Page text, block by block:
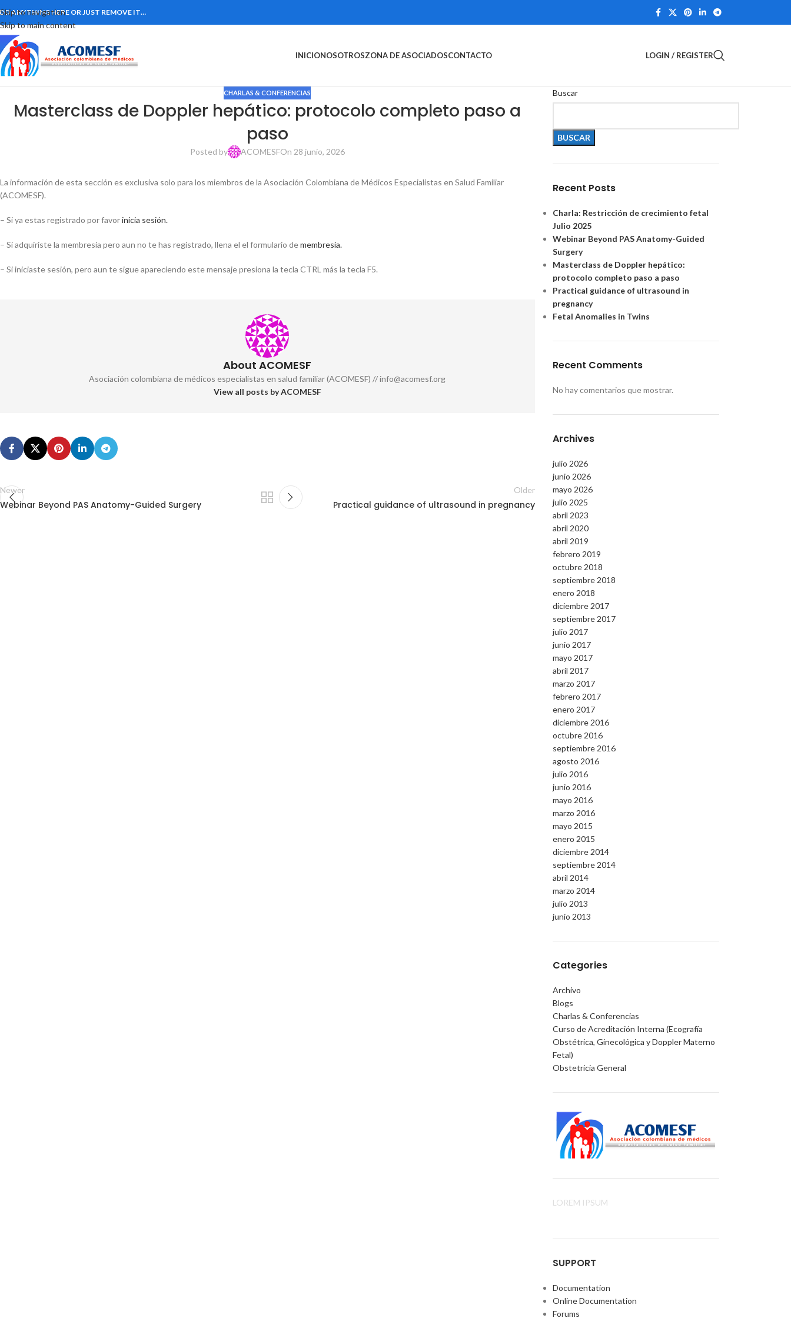
Skip to navigation
Skip to main content
ANYTHING HERE OR JUST REMOVE IT…
INICIONOSOTROSZONA DE ASOCIADOSCONTACTO LOGIN / REGISTER
CHARLAS & CONFERENCIAS
Masterclass de Doppler hepático: protocolo completo paso a
paso
Posted by ACOMESFOn 28 junio, 2026
La información de esta sección es exclusiva solo para los miembros de la Asociación Colombiana de Médicos Especialistas en Salud Familiar
(ACOMESF).
– Si ya estas registrado por favorinicia sesión.
– Si adquiriste la membresia pero aun no te has registrado, llena el el formulario demembresía.
– Si iniciaste sesión, pero aun te sigue apareciendo este mensaje presiona la tecla CTRL más la tecla F5.
About ACOMESF
Asociación colombiana de médicos especialistas en salud familiar (ACOMESF) // info@acomesf.org
View all posts by ACOMESF
Newer
Webinar Beyond PAS Anatomy-Guided Surgery
Older
Practical guidance of ultrasound in pregnancy
Buscar
BUSCAR
Recent Posts
Charla: Restricción de crecimiento fetal
Julio 2025
Webinar Beyond PAS Anatomy-Guided
Surgery
Masterclass de Doppler hepático:
protocolo completo paso a paso
Practical guidance of ultrasound in
pregnancy
Fetal Anomalies in Twins
Recent Comments
No hay comentarios que mostrar.
Archives
julio 2026
junio 2026
mayo 2026
julio 2025
abril 2023
abril 2020
abril 2019
febrero 2019
octubre 2018
septiembre 2018
enero 2018
diciembre 2017
septiembre 2017
julio 2017
junio 2017
mayo 2017
abril 2017
marzo 2017
febrero 2017
enero 2017
diciembre 2016
octubre 2016
septiembre 2016
agosto 2016
julio 2016
junio 2016
mayo 2016
marzo 2016
mayo 2015
enero 2015
diciembre 2014
septiembre 2014
abril 2014
marzo 2014
julio 2013
junio 2013
Categories
Archivo
Blogs
Charlas & Conferencias
Curso de Acreditación Interna (Ecografía
Obstétrica, Ginecológica y Doppler Materno
Fetal)
Obstetricia General
LOREM IPSUM
SUPPORT
Documentation
Online Documentation
Forums